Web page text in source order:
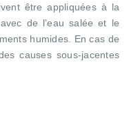
être appliquées à la
de l’eau salée et le
humides. En cas de
causes sous-jacentes